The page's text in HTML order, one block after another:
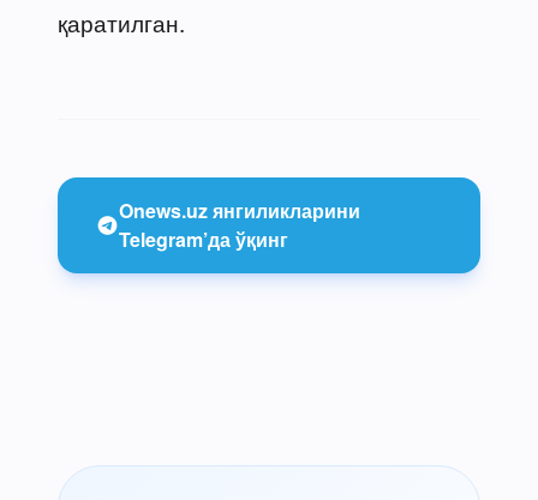
қаратилган.
Onews.uz янгиликларини
Telegram’да ўқинг